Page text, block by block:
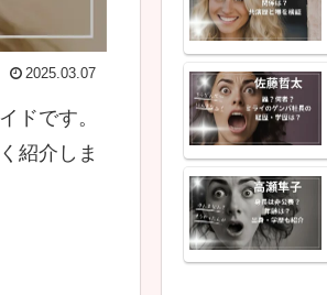
2025.03.07
ドです。
紹介しま